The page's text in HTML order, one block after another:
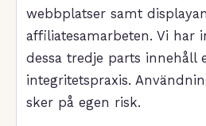
webbplatser samt
affiliatesamarbeten. Vi har
dessa tredje parts innehåll
integritetspraxis.
sker på egen risk.